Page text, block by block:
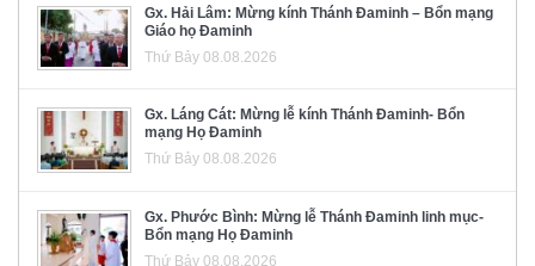
Gx. Hải Lâm: Mừng kính Thánh Đaminh – Bổn mạng
Giáo họ Đaminh
Thứ Bảy 08.08.2026
Gx. Láng Cát: Mừng lễ kính Thánh Đaminh- Bổn
mạng Họ Đaminh
Thứ Bảy 08.08.2026
Gx. Phước Bình: Mừng lễ Thánh Đaminh linh mục-
Bổn mạng Họ Đaminh
Thứ Bảy 08.08.2026